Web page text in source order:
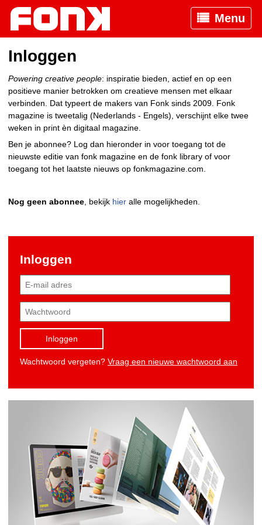
Menu
Inloggen
Powering creative people: inspiratie bieden, actief en op een
positieve manier betrokken om creatieve mensen met elkaar
verbinden. Dat typeert de makers van Fonk sinds 2009. Fonk
magazine is tweetalig (Nederlands - Engels), verschijnt elke twee
weken in print èn digitaal magazine.
Ben je abonnee? Log dan hieronder in voor toegang tot de
nieuwste editie van fonk magazine en de fonk library of voor
toegang tot het laatste nieuws op fonkmagazine.com.
Nog geen abonnee , bekijk hier alle mogelijkheden.
Inloggen
Inloggen
Wachtwoord vergeten? Vraag een nieuwe wachtwoord aan